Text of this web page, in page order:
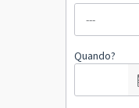
Quando?